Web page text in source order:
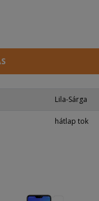
Lila-Sárga
hátlap tok